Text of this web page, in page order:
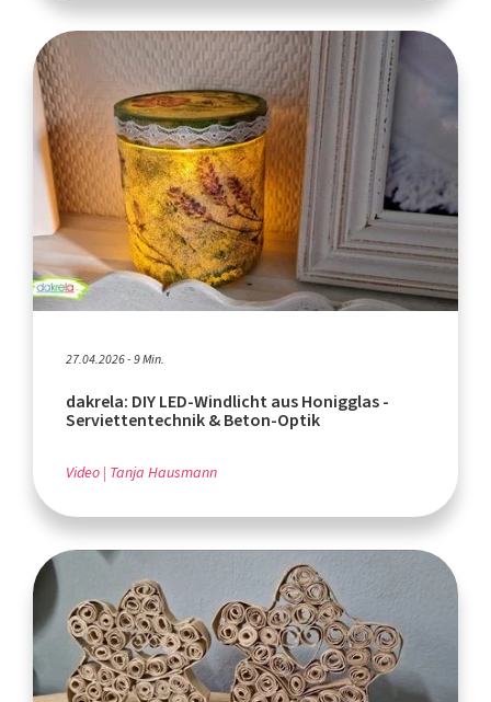
27.04.2026 - 9 Min.
dakrela: DIY LED-Windlicht aus Honigglas -
Serviettentechnik & Beton-Optik
Video Tanja Hausmann